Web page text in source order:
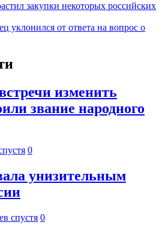
закупки некоторых российских
уклонился от ответа на вопрос о
изменить
звание народного
0
унизительным
спустя 0